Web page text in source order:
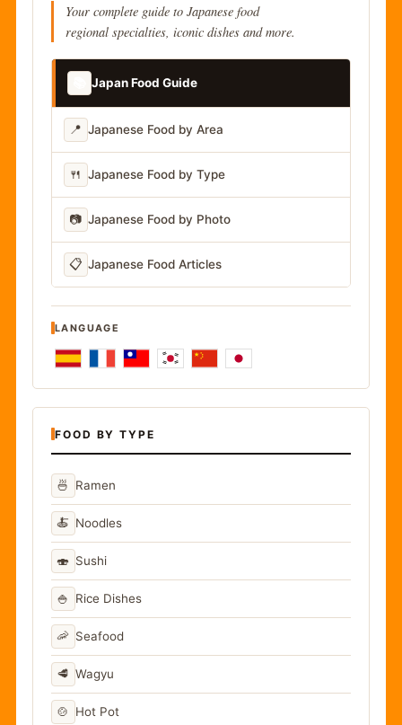
Your complete guide to Japanese food
regional specialties, iconic dishes and more.
Japan Food Guide
📍 Japanese Food by Area
🍴 Japanese Food by Type
📷 Japanese Food by Photo
📋 Japanese Food Articles
LANGUAGE
FOOD BY TYPE
🍜 Ramen
🍝 Noodles
🍣 Sushi
🍚 Rice Dishes
🦐 Seafood
🥩 Wagyu
🍲 Hot Pot